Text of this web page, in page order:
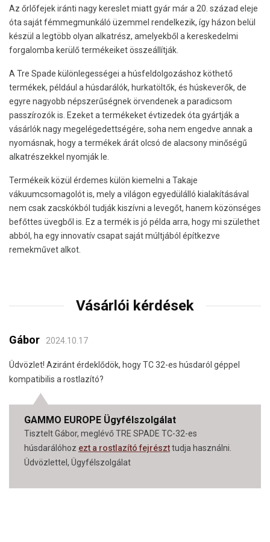
Az őrlőfejek iránti nagy kereslet miatt gyár már a 20. század eleje
óta saját fémmegmunkáló üzemmel rendelkezik, így házon belül
készül a legtöbb olyan alkatrész, amelyekből a kereskedelmi
forgalomba kerülő termékeiket összeállítják.
A Tre Spade különlegességei a húsfeldolgozáshoz köthető
termékek, például a húsdarálók, hurkatöltők, és húskeverők, de
egyre nagyobb népszerűségnek örvendenek a paradicsom
passzírozók is. Ezeket a termékeket évtizedek óta gyártják a
vásárlók nagy megelégedettségére, soha nem engedve annak a
nyomásnak, hogy a termékek árát olcsó de alacsony minőségű
alkatrészekkel nyomják le.
Termékeik közül érdemes külön kiemelni a Takaje
vákuumcsomagolót is, mely a világon egyedülálló kialakításával
nem csak zacskókból tudják kiszívni a levegőt, hanem közönséges
befőttes üvegből is. Ez a termék is jó példa arra, hogy mi születhet
abból, ha egy innovatív csapat saját múltjából építkezve
remekművet alkot.
Vásárlói kérdések
Gábor 2024.10.17
Üdvözlet! Aziránt érdeklődök, hogy TC 32-es húsdaról géppel
kompatibilis a rostlazító?
GAMMO EUROPE Ügyfélszolgálat
Tisztelt Gábor, meglévő TRE SPADE TC-32-es
húsdarálóhoz ezt a rostlazító fejrészttudja használni.
Üdvözlettel, Ügyfélszolgálat